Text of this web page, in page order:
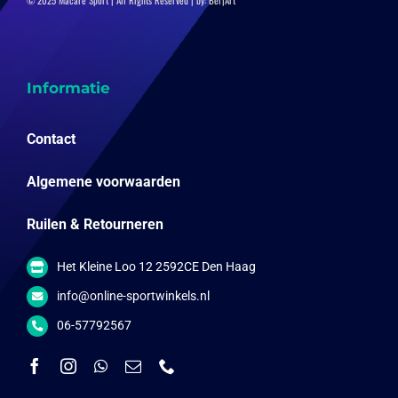
Informatie
Contact
Algemene voorwaarden
Ruilen & Retourneren
Het Kleine Loo 12 2592CE Den Haag
info@online-sportwinkels.nl
06-57792567